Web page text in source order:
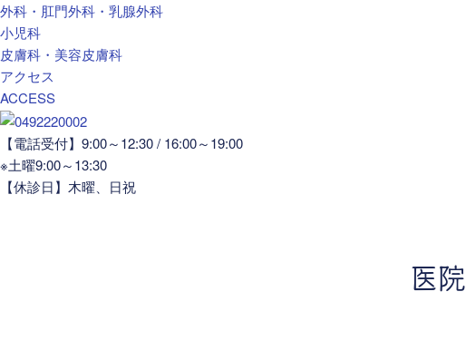
外科・肛門外科・乳腺外科
小児科
皮膚科・美容皮膚科
アクセス
ACCESS
【電話受付】9:00～12:30 / 16:00～19:00
※土曜9:00～13:30
【休診日】木曜、日祝
医